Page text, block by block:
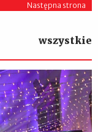
Następna strona
wszystkie